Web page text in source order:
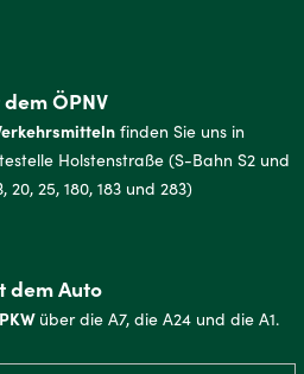
ÖPNV
finden Sie uns in
Holstenstraße (S-Bahn S2 und
20, 25, 180, 183 und 283)
dem Auto
PKW über die A7, die A24 und die A1.